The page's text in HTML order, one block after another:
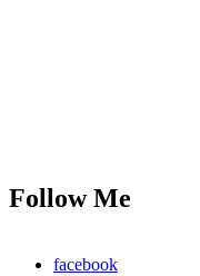
Follow Me
facebook